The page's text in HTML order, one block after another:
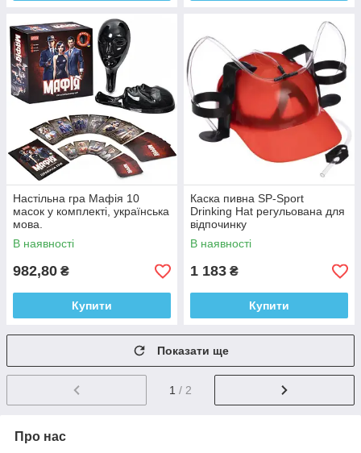
Настільна гра Мафія 10
масок у комплекті, українська
мова.
В наявності
982,80 ₴
Купити
Каска пивна SP-Sport
Drinking Hat регульована для
відпочинку
В наявності
1 183 ₴
Купити
Показати ще
1 / 2
Про нас